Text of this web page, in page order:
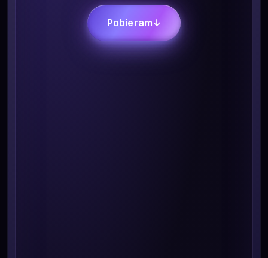
Pobieram↓